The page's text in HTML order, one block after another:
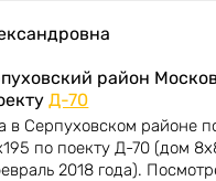
район
Д-70
в Серпуховском районе
по поекту Д-70 (дом
2018 года).